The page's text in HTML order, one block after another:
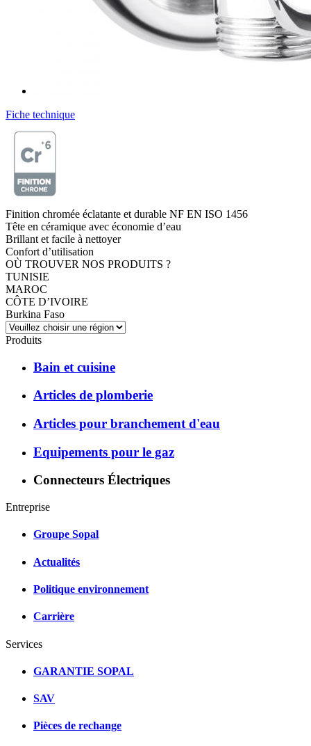
Fiche technique
Finition chromée éclatante et durable NF EN ISO 1456
Tête en céramique avec économie d’eau
Brillant et facile à nettoyer
Confort d’utilisation
OÙ TROUVER NOS PRODUITS ?
TUNISIE
MAROC
CÔTE D’IVOIRE
Burkina Faso
Produits
Bain et cuisine
Articles de plomberie
Articles pour branchement d'eau
Equipements pour le gaz
Connecteurs Électriques
Entreprise
Groupe Sopal
Actualités
Politique environnement
Carrière
Services
GARANTIE SOPAL
SAV
Pièces de rechange